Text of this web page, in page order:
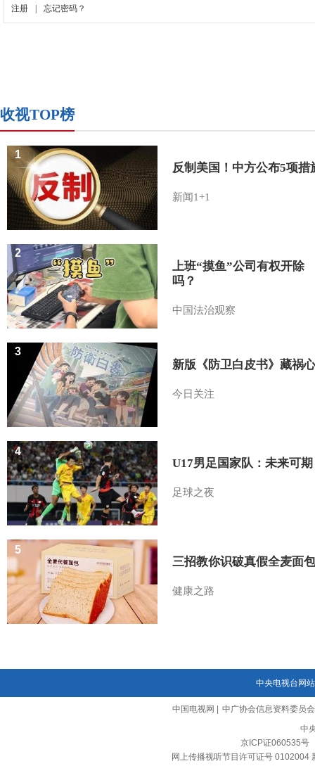
收视TOP榜
反制美国！中方公布5项措
新闻1+1
1
上班“摸鱼”公司有权开除
吗？
中国法治观察
2
新版《防卫白皮书》藏祸心
今日关注
3
U17男足国家队：未来可期
足球之夜
4
三招教你识破真假全麦面包
健康之路
5
中央电视台网站
中国电视网
中广协会信息资料委员会
中
京ICP证060535号
网上传播视听节目许可证号 0102004